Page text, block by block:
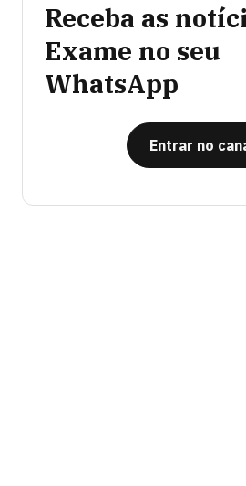
Receba as
Exame no seu
WhatsApp
Entrar no